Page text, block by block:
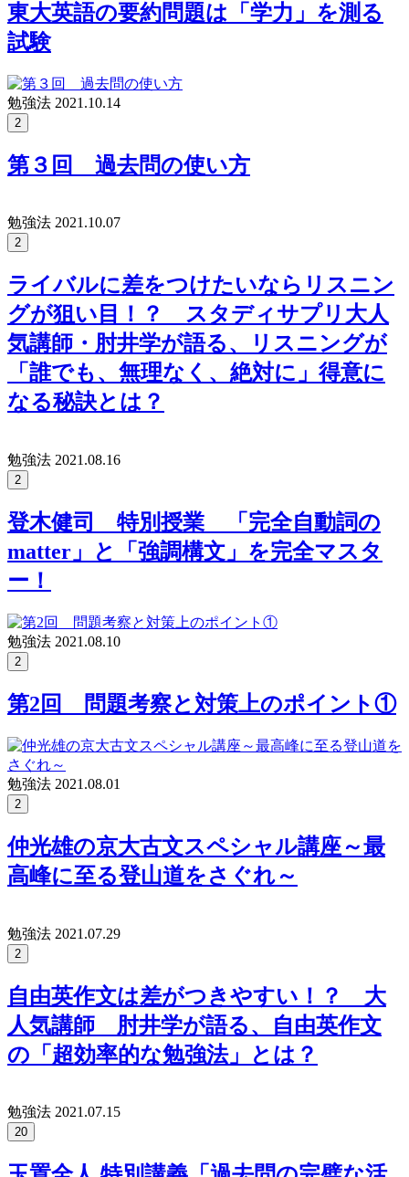
東大英語の要約問題は「学力」を測る
試験
勉強法 2021.10.14
2
第３回 過去問の使い方
勉強法 2021.10.07
2
ライバルに差をつけたいならリスニン
グが狙い目！？ スタディサプリ大人
気講師・肘井学が語る、リスニングが
「誰でも、無理なく、絶対に」得意に
なる秘訣とは？
勉強法 2021.08.16
2
登木健司 特別授業 「完全自動詞の
matter」と「強調構文」を完全マスタ
ー！
勉強法 2021.08.10
2
第2回 問題考察と対策上のポイント①
勉強法 2021.08.01
2
仲光雄の京大古文スペシャル講座～最
高峰に至る登山道をさぐれ～
勉強法 2021.07.29
2
自由英作文は差がつきやすい！？ 大
人気講師 肘井学が語る、自由英作文
の「超効率的な勉強法」とは？
勉強法 2021.07.15
20